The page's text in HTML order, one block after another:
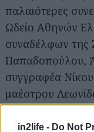
in2life - Do Not
παλαιότερες
Ωδείο Αθηνών
συναδέλφων της
Παπαδοπούλου,
συγγραφέα
μαέστρου
Βρετανού
στο